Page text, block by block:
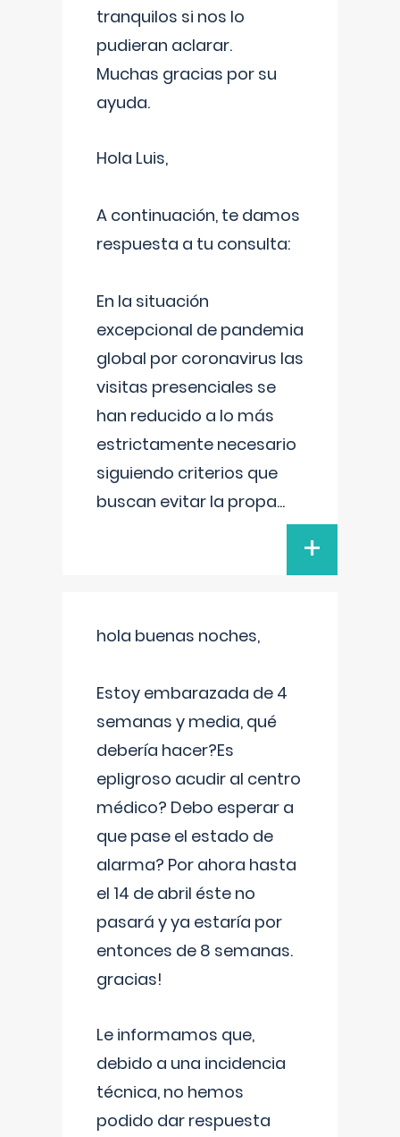
tranquilos si nos lo
pudieran aclarar.
Muchas gracias por su
ayuda.
Hola Luis,
A continuación, te damos
respuesta a tu consulta:
En la situación
excepcional de pandemia
global por coronavirus las
visitas presenciales se
han reducido a lo más
estrictamente necesario
siguiendo criterios que
buscan evitar la propa...
+
hola buenas noches,
Estoy embarazada de 4
semanas y media, qué
debería hacer?Es
epligroso acudir al centro
médico? Debo esperar a
que pase el estado de
alarma? Por ahora hasta
el 14 de abril éste no
pasará y ya estaría por
entonces de 8 semanas.
gracias!
Le informamos que,
debido a una incidencia
técnica, no hemos
podido dar respuesta